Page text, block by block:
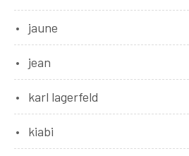
jaune
jean
karl lagerfeld
kiabi